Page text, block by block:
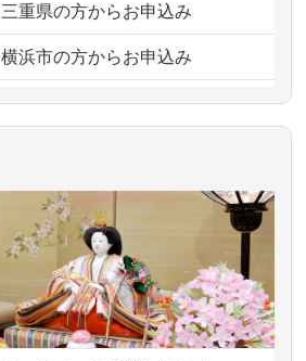
三重県の方からお申込み
横浜市の方からお申込み
東京都の方からお申込み
西亀有の方からお申込み
千葉県の方からお申込み
東京都の方からお申込み
中野区の方からお申込み